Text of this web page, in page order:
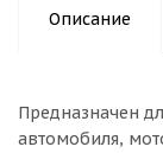
Описание
Предназначен
автомобиля,